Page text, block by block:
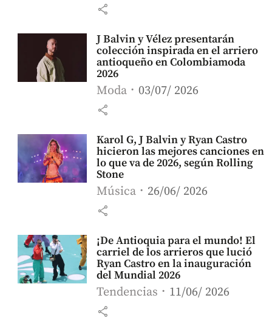
share
J Balvin y Vélez presentarán
colección inspirada en el arriero
antioqueño en Colombiamoda
2026
Moda 03/07/ 2026
share
Karol G, J Balvin y Ryan Castro
hicieron las mejores canciones en
lo que va de 2026, según Rolling
Stone
Música 26/06/ 2026
share
¡De Antioquia para el mundo! El
carriel de los arrieros que lució
Ryan Castro en la inauguración
del Mundial 2026
Tendencias 11/06/ 2026
share